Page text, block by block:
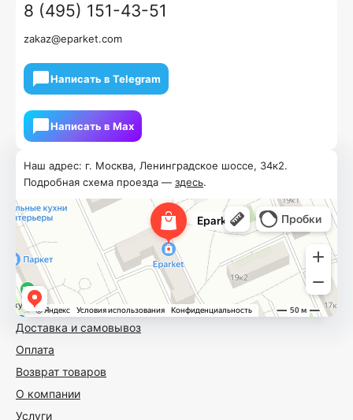
Доставка и самовывоз
Оплата
Возврат товаров
О компании
Услуги
Наш адрес: г. Москва, Ленинградское шоссе, 34к2.
Подробная схема проезда — здесь.
8 (495) 151-43-51
zakaz@eparket.com
Написать в Telegram
Написать в Мах